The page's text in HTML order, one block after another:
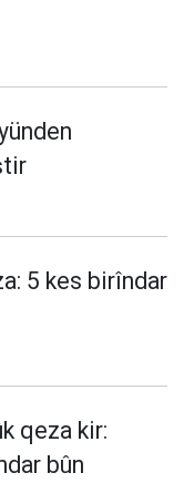
5 kes birîndar
qeza kir:
bûn